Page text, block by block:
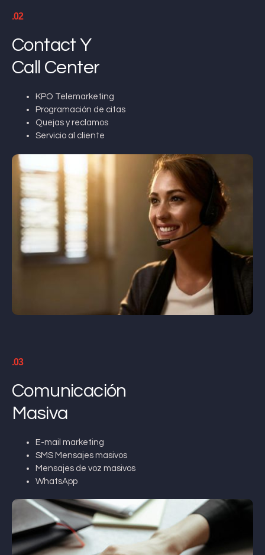
.02
Contact Y
Call Center
KPO Telemarketing
Programación de citas
Quejas y reclamos
Servicio al cliente
.03
Comunicación
Masiva
E-mail marketing
SMS Mensajes masivos
Mensajes de voz masivos
WhatsApp